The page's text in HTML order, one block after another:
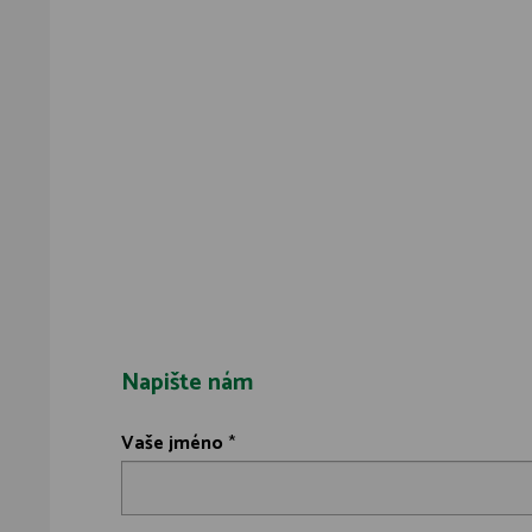
Napište nám
Vaše jméno *